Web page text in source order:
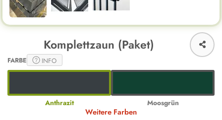
Komplettzaun (Paket)
FARBE INFO
Anthrazit Moosgrün
Weitere Farben